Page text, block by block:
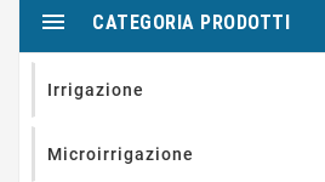
CATEGORIA PRODOTTI

Irrigazione
Microirrigazione